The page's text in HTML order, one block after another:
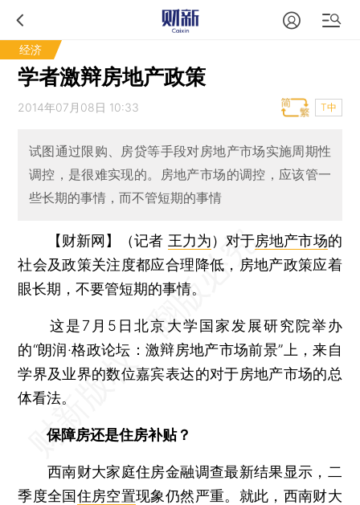
经济
学者激辩房地产政策
2014年07月08日 10:33 T中
试图通过限购、房贷等手段对房地产市场实施周期性
调控，是很难实现的。房地产市场的调控，应该管一
些长期的事情，而不管短期的事情
【财新网】（记者 王力为） 对于房地产市场的
社会及政策关注度都应合理降低，房地产政策应着
眼长期，不要管短期的事情。
这是7月5日北京大学国家发展研究院举办
的“朗润·格政论坛：激辩房地产市场前景”上，来自
学界及业界的数位嘉宾表达的对于房地产市场的总
体看法。
保障房还是住房补贴？
西南财大家庭住房金融调查最新结果显示，二
季度全国住房空置现象仍然严重。就此，西南财大